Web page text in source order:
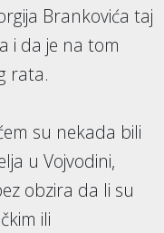
Brankovića taj
i da je na tom
rata.
su nekada bili
u Vojvodini,
obzira da li su
ili